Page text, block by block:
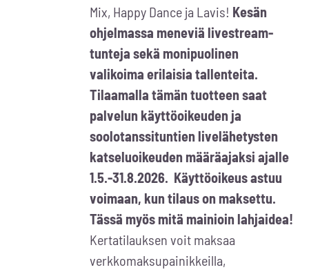
Mix, Happy Dance ja Lavis! Kesän
ohjelmassa meneviä livestream-
tunteja sekä monipuolinen
valikoima erilaisia tallenteita.
Tilaamalla tämän tuotteen saat
palvelun käyttöoikeuden ja
soolotanssituntien livelähetysten
katseluoikeuden määräajaksi ajalle
1.5.-31.8.2026. Käyttöoikeus astuu
voimaan, kun tilaus on maksettu.
Tässä myös mitä mainioin lahjaidea!
Kertatilauksen voit maksaa
verkkomaksupainikkeilla,